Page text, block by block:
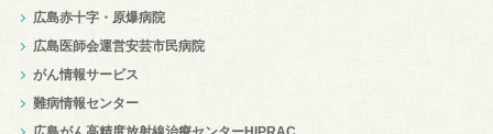
広島赤十字・原爆病院
広島医師会運営安芸市民病院
がん情報サービス
難病情報センター